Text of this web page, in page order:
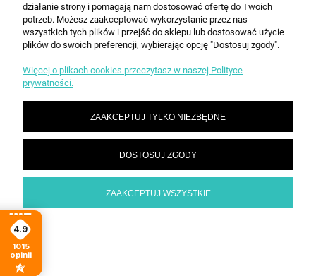
POKAŻ PEŁNĄ WERSJĘ STRONY
4.9
1015
opinii
Sklep internetowy Shoper.pl
działanie strony i pomagają nam dostosować ofertę do Twoich
potrzeb. Możesz zaakceptować wykorzystanie przez nas
wszystkich tych plików i przejść do sklepu lub dostosować użycie
plików do swoich preferencji, wybierając opcję "Dostosuj zgody".
Więcej o plikach cookies przeczytasz w naszej Polityce
prywatności.
ZAAKCEPTUJ TYLKO NIEZBĘDNE
DOSTOSUJ ZGODY
ZAAKCEPTUJ WSZYSTKIE